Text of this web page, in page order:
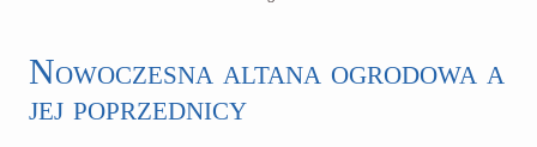
Nowoczesna altana ogrodowa a
jej poprzednicy